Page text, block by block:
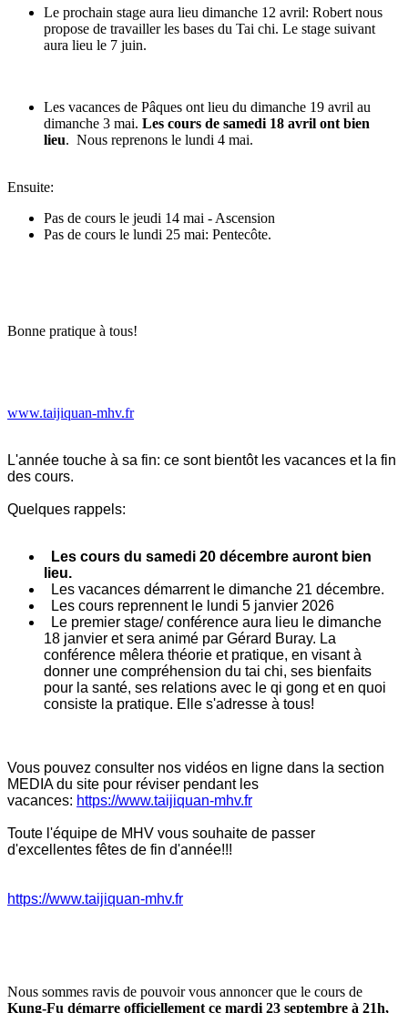
Le prochain stage aura lieu dimanche 12 avril: Robert nous
propose de travailler les bases du Tai chi. Le stage suivant
aura lieu le 7 juin.
Les vacances de Pâques ont lieu du dimanche 19 avril au
dimanche 3 mai. Les cours de samedi 18 avril ont bien
lieu. Nous reprenons le lundi 4 mai.
Ensuite:
Pas de cours le jeudi 14 mai - Ascension
Pas de cours le lundi 25 mai: Pentecôte.
Bonne pratique à tous!
www.taijiquan-mhv.fr
L'année touche à sa fin: ce sont bientôt les vacances et la fin
des cours.
Quelques rappels:
Les cours du samedi 20 décembre auront bien
lieu.
Les vacances démarrent le dimanche 21 décembre.
Les cours reprennent le lundi 5 janvier 2026
Le premier stage/ conférence aura lieu le dimanche
18 janvier et sera animé par Gérard Buray. La
conférence mêlera théorie et pratique, en visant à
donner une compréhension du tai chi, ses bienfaits
pour la santé, ses relations avec le qi gong et en quoi
consiste la pratique. Elle s'adresse à tous!
Vous pouvez consulter nos vidéos en ligne dans la section
MEDIA du site pour réviser pendant les
vacances: https://www.taijiquan-mhv.fr
Toute l'équipe de MHV vous souhaite de passer
d'excellentes fêtes de fin d'année!!!
https://www.taijiquan-mhv.fr
Nous sommes ravis de pouvoir vous annoncer que le cours de
Kung-Fu démarre officiellement ce mardi 23 septembre à 21h,